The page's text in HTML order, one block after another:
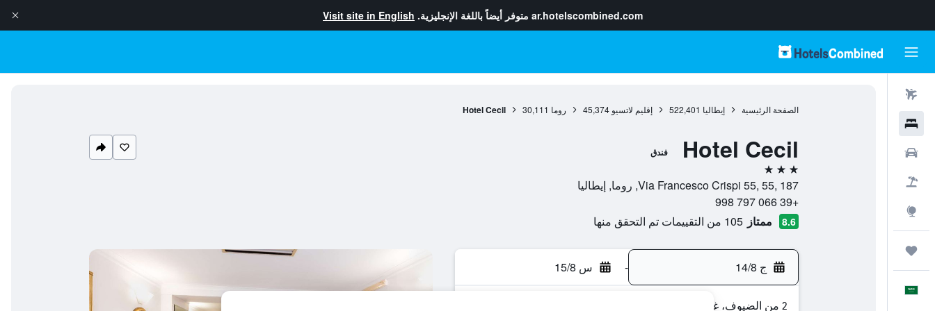
ar.hotelscombined.com متوفر أيضاً باللغة الإنجليزية. Visit site in English
الصفحة الرئيسية إيطاليا 522,401 إقليم لاتسيو 45,374 روما 30,111
Hotel Cecil
Hotel Cecil فندق
3 نجوم
Via Francesco Crispi 55, 55, 187, روما, إيطاليا
+39 066 797 998
8.6 ممتاز 105 من التقييمات تم التحقق منها
ج 14/8 - س 15/8
2 من الضيوف، غرفة واحدة